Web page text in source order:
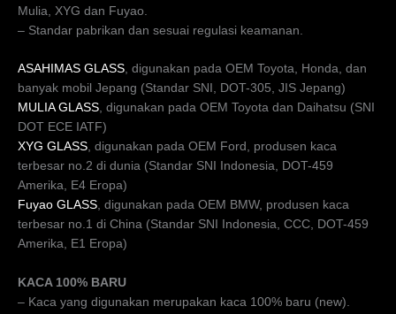
Mulia, XYG dan Fuyao.
– Standar pabrikan dan sesuai regulasi keamanan.
ASAHIMAS GLASS, digunakan pada OEM Toyota, Honda, dan
banyak mobil Jepang (Standar SNI, DOT-305, JIS Jepang)
MULIA GLASS, digunakan pada OEM Toyota dan Daihatsu (SNI
DOT ECE IATF)
XYG GLASS, digunakan pada OEM Ford, produsen kaca
terbesar no.2 di dunia (Standar SNI Indonesia, DOT-459
Amerika, E4 Eropa)
Fuyao GLASS, digunakan pada OEM BMW, produsen kaca
terbesar no.1 di China (Standar SNI Indonesia, CCC, DOT-459
Amerika, E1 Eropa)
KACA 100% BARU
– Kaca yang digunakan merupakan kaca 100% baru (new).